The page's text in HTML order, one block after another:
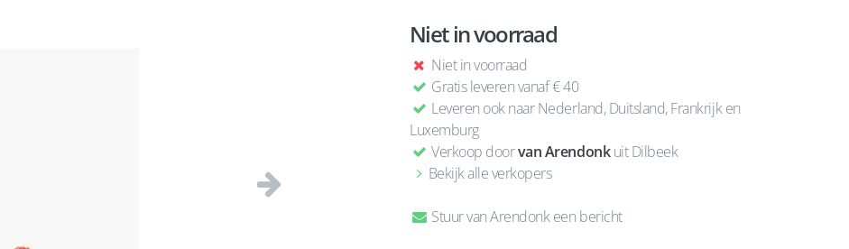
Volgende
Niet in voorraad
Niet in voorraad
Gratis leveren vanaf € 40
Leveren ook naar Nederland, Duitsland, Frankrijk en
Luxemburg
Verkoop doorvan Arendonkuit Dilbeek
Bekijk alle verkopers
Stuur van Arendonk een bericht